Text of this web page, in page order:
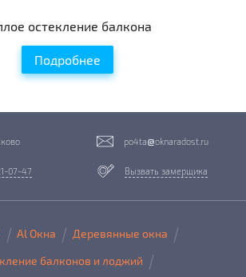
остекление балкона
Подробнее
po4ta oknaradost.ru
07-47 Вызвать замерщика
Al Окна
Деревянные окна
балконов и лоджий